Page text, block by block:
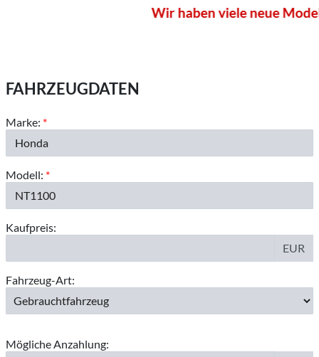
Wir haben viele neue
FAHRZEUGDATEN
Marke: *
Modell: *
Kaufpreis:
EUR
Fahrzeug-Art:
Mögliche Anzahlung: